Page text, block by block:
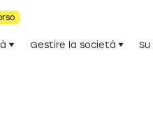
Gestire la società Su